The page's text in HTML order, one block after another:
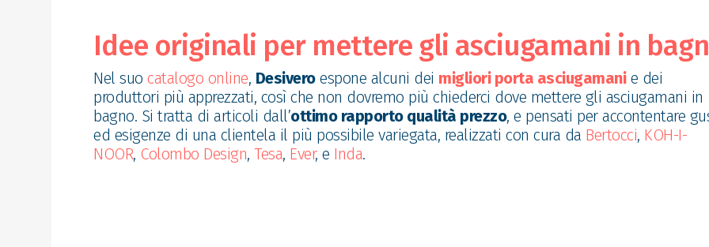
Idee originali per mettere gli asciugamani in
Nel suo catalogo online, Desiveroespone alcuni dei migliori porta asciugamanie dei
produttori più apprezzati, così che non dovremo più chiederci dove mettere gli asciugamani in
bagno. Si tratta di articoli dall’ottimo rapporto qualità prezzo, e pensati per accontentare
ed esigenze di una clientela il più possibile variegata, realizzati con cura da Bertocci, KOH-I-
NOOR, Colombo Design, Tesa, Ever, e Inda.